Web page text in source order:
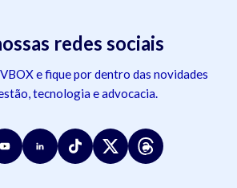
redes sociais
e fique por dentro das novidades
tecnologia e advocacia.